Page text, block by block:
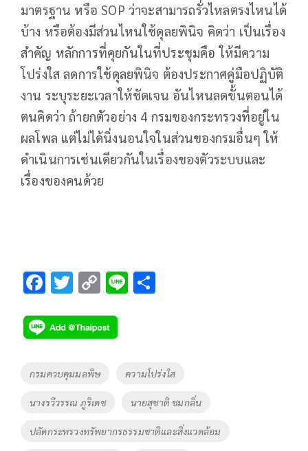
มาตรฐาน หรือ SOP ว่าจะสามารถรั่วไหลตรงไหนได้
บ้าง หรือต้องมีส่วนไหนใช้ดุลยพินิจ คิดว่า เป็นเรื่อง
สำคัญ หลักการที่คุยกันในที่ประชุมคือ ให้มีความ
โปร่งใส ลดการใช้ดุลยพินิจ ต้องประกาศคู่มือปฏิบัติ
งาน ระบุระยะเวลาให้ชัดเจน อันไหนลดขั้นตอนได้
ตนคิดว่า ถ้ายกตัวอย่าง 4 กรมของกระทรวงที่อยู่ใน
ผลโพล แต่ไม่ได้นิ่งนอนใจในส่วนของกรมอื่นๆ ให้
ดำเนินการเช่นเดียวกันในเรื่องของตัวระบบและ
เรื่องของคนด้วย
F
e
b
o
o
k
T
tt
er
C
p
y
Li
n
k
Li
Tags
กรมควบคุมมลพิษ ความโปร่งใส
นางรวีวรรณ ภูริเดช นายสุชาติ ชมกลิ่น
ปลัดกระทรวงทรัพยากรธรรมชาติและสิ่งแวดล้อม